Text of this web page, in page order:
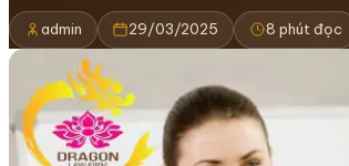
admin 29/03/2025 8 phút đọc